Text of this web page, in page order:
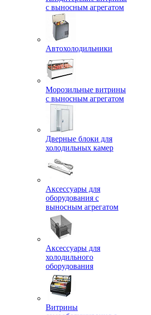
с выносным агрегатом
Автохолодильники
Морозильные витрины
с выносным агрегатом
Дверные блоки для
холодильных камер
Аксессуары для
оборудования с
выносным агрегатом
Аксессуары для
холодильного
оборудования
Витрины